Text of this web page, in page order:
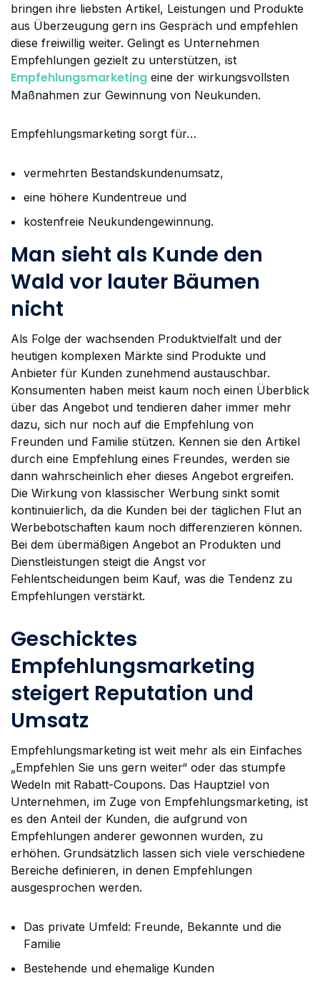
bringen ihre liebsten Artikel, Leistungen und Produkte
aus Überzeugung gern ins Gespräch und empfehlen
diese freiwillig weiter. Gelingt es Unternehmen
Empfehlungen gezielt zu unterstützen, ist
Empfehlungsmarketing eine der wirkungsvollsten
Maßnahmen zur Gewinnung von Neukunden.
Empfehlungsmarketing sorgt für…
vermehrten Bestandskundenumsatz,
eine höhere Kundentreue und
kostenfreie Neukundengewinnung.
Man sieht als Kunde den
Wald vor lauter Bäumen
nicht
Als Folge der wachsenden Produktvielfalt und der
heutigen komplexen Märkte sind Produkte und
Anbieter für Kunden zunehmend austauschbar.
Konsumenten haben meist kaum noch einen Überblick
über das Angebot und tendieren daher immer mehr
dazu, sich nur noch auf die Empfehlung von
Freunden und Familie stützen. Kennen sie den Artikel
durch eine Empfehlung eines Freundes, werden sie
dann wahrscheinlich eher dieses Angebot ergreifen.
Die Wirkung von klassischer Werbung sinkt somit
kontinuierlich, da die Kunden bei der täglichen Flut an
Werbebotschaften kaum noch differenzieren können.
Bei dem übermäßigen Angebot an Produkten und
Dienstleistungen steigt die Angst vor
Fehlentscheidungen beim Kauf, was die Tendenz zu
Empfehlungen verstärkt.
Geschicktes
Empfehlungsmarketing
steigert Reputation und
Umsatz
Empfehlungsmarketing ist weit mehr als ein Einfaches
„Empfehlen Sie uns gern weiter“ oder das stumpfe
Wedeln mit Rabatt-Coupons. Das Hauptziel von
Unternehmen, im Zuge von Empfehlungsmarketing, ist
es den Anteil der Kunden, die aufgrund von
Empfehlungen anderer gewonnen wurden, zu
erhöhen. Grundsätzlich lassen sich viele verschiedene
Bereiche definieren, in denen Empfehlungen
ausgesprochen werden.
Das private Umfeld: Freunde, Bekannte und die
Familie
Bestehende und ehemalige Kunden